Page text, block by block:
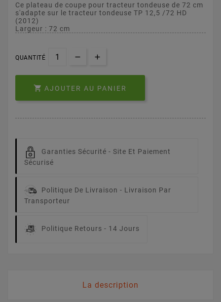
Ce plateau de coupe pour tracteur tondeuse de 72 cm
s'adapte sur le tracteur tondeuse TP 12,5 /72 HD
(2012)
Largeur : 72 cm
QUANTITÉ
 AJOUTER AU PANIER
Garanties Sécurité - Site Et Paiement
Sécurisé
Politique De Livraison - Livraison Par
Transporteur
Politique Retours - 14 Jours
La description